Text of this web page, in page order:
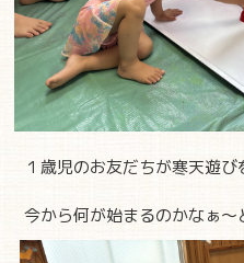
１歳児のお友だちが寒天遊び
今から何が始まるのかなぁ